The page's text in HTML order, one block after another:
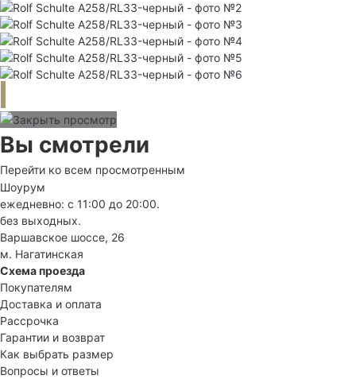
Вы смотрели
Перейти ко всем просмотренным
Шоурум
ежедневно: с 11:00 до 20:00.
без выходных.
Варшавское шоссе, 26
м. Нагатинская
Схема проезда
Покупателям
Доставка и оплата
Рассрочка
Гарантии и возврат
Как выбрать размер
Вопросы и ответы